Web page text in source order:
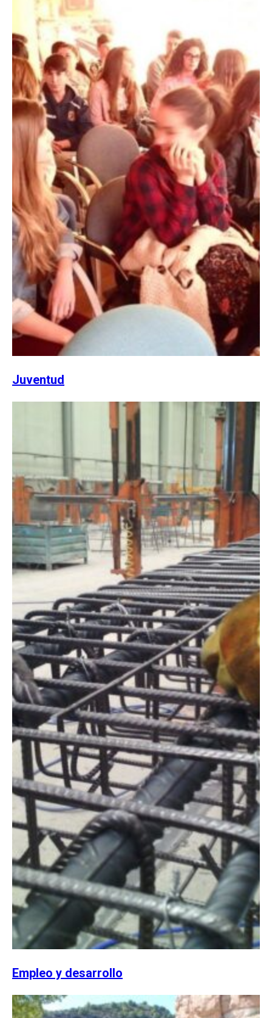
Juventud
Empleo y desarrollo